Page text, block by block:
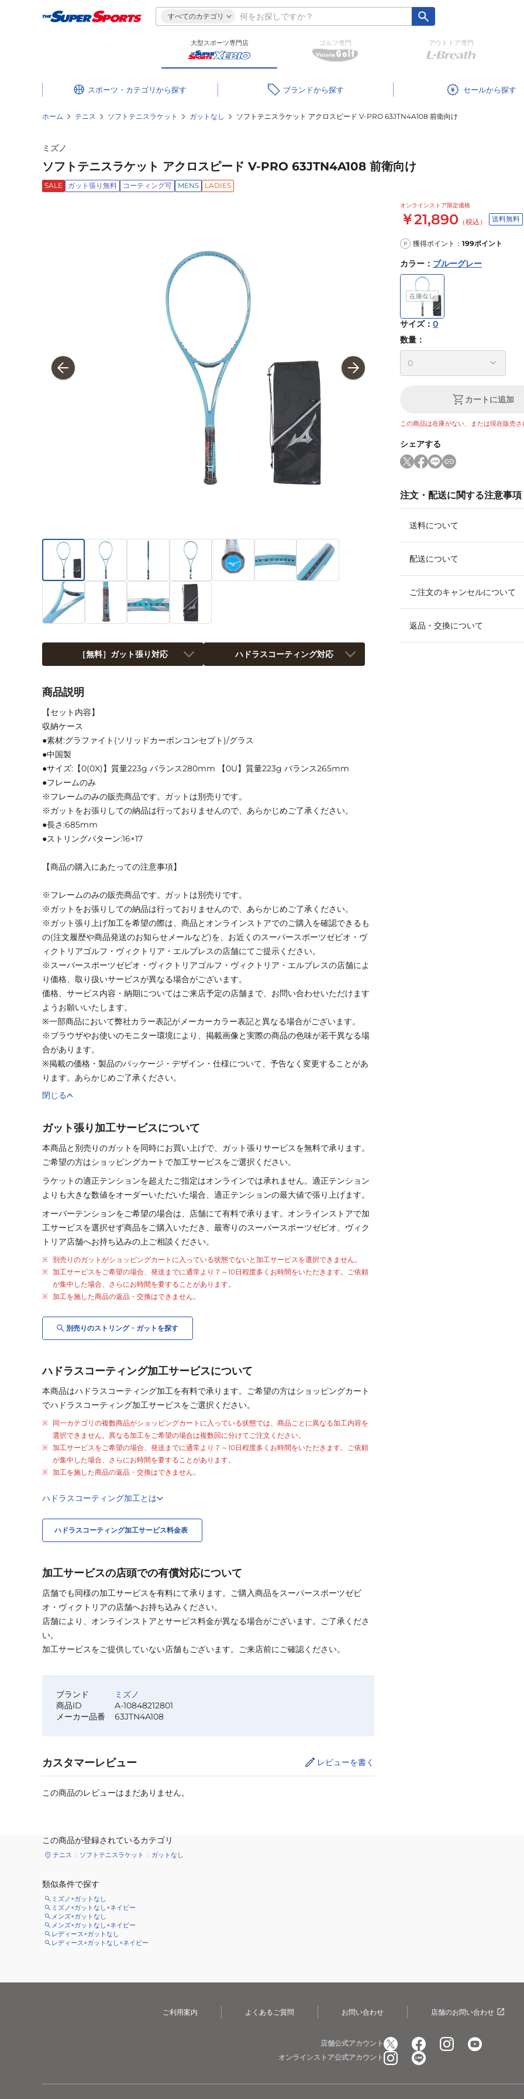
すべてのカテゴリ
大型スポーツ専門店 ゴルフ専門 アウトドア専門
スポーツ・カテゴリ ブランド セール
ホーム テニス ソフトテニスラケット ガットなし ソフトテニスラケット アクロスピード V-PRO 63JTN4A108 前衛向け
ミズノ
ソフトテニスラケット アクロスピード V-PRO 63JTN4A108 前衛向け
SALE ガット張り無料 コーティング可 MENS LADIES
オンラインストア限定価格
￥21,890 （税込） 送料無料
P 獲得ポイント： 199ポイント
カラー ： ブルーグレー
サイズ： 0
数量：
カートに追加
この商品は在庫がない、または現在販売さ
シェアする
注文・配送に関する注意事項
送料について
配送について
ご注文のキャンセルについて
返品・交換について
［無料］ガット張り対応 ハドラスコーティング対応
商品説明
【セット内容】
収納ケース
●素材:グラファイト(ソリッドカーボンコンセプト)/グラス
●中国製
●サイズ:【0(0X)】質量223g バランス280mm 【0U】質量223g バランス265mm
●フレームのみ
※フレームのみの販売商品です。ガットは別売りです。
※ガットをお張りしての納品は行っておりませんので、あらかじめご了承ください。
●長さ:685mm
●ストリングパターン:16×17
【商品の購入にあたっての注意事項】
※フレームのみの販売商品です。ガットは別売りです。
※ガットをお張りしての納品は行っておりませんので、あらかじめご了承ください。
※ガット張り上げ加工を希望の際は、商品とオンラインストアでのご購入を確認できるも
の(注文履歴や商品発送のお知らせメールなど)を、お近くのスーパースポーツゼビオ・ヴ
ィクトリアゴルフ・ヴィクトリア・エルブレスの店舗にてご提示ください。
※スーパースポーツゼビオ・ヴィクトリアゴルフ・ヴィクトリア・エルブレスの店舗によ
り価格、取り扱いサービスが異なる場合がございます。
価格、サービス内容・納期についてはご来店予定の店舗まで、お問い合わせいただけます
ようお願いいたします。
※一部商品において弊社カラー表記がメーカーカラー表記と異なる場合がございます。
※ブラウザやお使いのモニター環境により、掲載画像と実際の商品の色味が若干異なる場
合があります。
※掲載の価格・製品のパッケージ・デザイン・仕様について、予告なく変更することがあ
ります。あらかじめご了承ください。
閉じる
ガット張り加工サービスについて
本商品と別売りのガット を同時にお買い上げで、 ガット張りサービスを無料で承ります。
ご希望の方はショッピングカートで加工サービスをご選択ください。
ラケットの適正テンションを超えたご指定はオンラインでは承れません。適正テンション
よりも大きな数値をオーダーいただいた場合、適正テンションの最大値で張り上げます。
オーバーテンションをご希望の場合は、店舗にて有料で承ります。オンラインストアで加
工サービスを選択せず商品をご購入いただき、最寄りのスーパースポーツゼビオ、ヴィク
トリア店舗へお持ち込みの上ご相談ください。
別売りのガット がショッピングカートに入っている状態でないと加工サービスを選択できません。
加工サービスをご希望の場合、発送までに通常より ７～10日程度多くお時間をいただきます。ご依頼
が集中した場合、さらにお時間を要することがあります。
加工を施した商品の返品・交換はできません。
別売りのストリング・ ガット を探す
ハドラスコーティング加工サービスについて
本商品はハドラスコーティング加工を有料で承ります。ご希望の方はショッピングカート
でハドラスコーティング加工サービスをご選択ください。
同一カテゴリの複数商品がショッピングカートに入っている状態では、商品ごとに異なる加工内容を
選択できません。異なる加工をご希望の場合は複数回に分けてご注文ください。
加工サービスをご希望の場合、発送までに通常より ７～10日程度多くお時間をいただきます。ご依頼
が集中した場合、さらにお時間を要することがあります。
加工を施した商品の返品・交換はできません。
ハドラスコーティング加工とは
ハドラスコーティング加工サービス料金表
加工サービスの店頭での有償対応について
店舗でも同様の加工サービスを有料にて承ります。ご購入商品をスーパースポーツゼビ
オ・ヴィクトリアの店舗へお持ち込みください。
店舗により、オンラインストアとサービス料金が異なる場合がございます。ご了承くださ
い。
加工サービスをご提供していない店舗もございます。ご来店前にご確認ください。
ブランド
ミズノ
商品ID
A-10848212801
メーカー品番
63JTN4A108
カスタマーレビュー レビューを書く
この商品のレビューはまだありません。
この商品が登録されているカテゴリ
テニス ソフトテニスラケット ガットなし
類似条件で探す
ミズノ×ガットなし
ミズノ×ガットなし×ネイビー
メンズ×ガットなし
メンズ×ガットなし×ネイビー
レディース×ガットなし
レディース×ガットなし×ネイビー
ご利用案内 よくあるご質問 お問い合わせ 店舗のお問い合わせ
店舗公式アカウント
オンラインストア公式アカウント